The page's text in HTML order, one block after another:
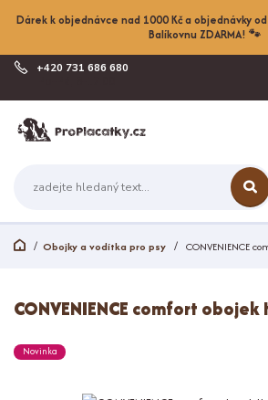
Dárek k objednávce nad 1000 Kč a objednávky
Balíkovnu ZDARMA! 🐾
+420 731 686 680
Obojky a vodítka pro psy CONVENIENCE
CONVENIENCE comfort
Novinka